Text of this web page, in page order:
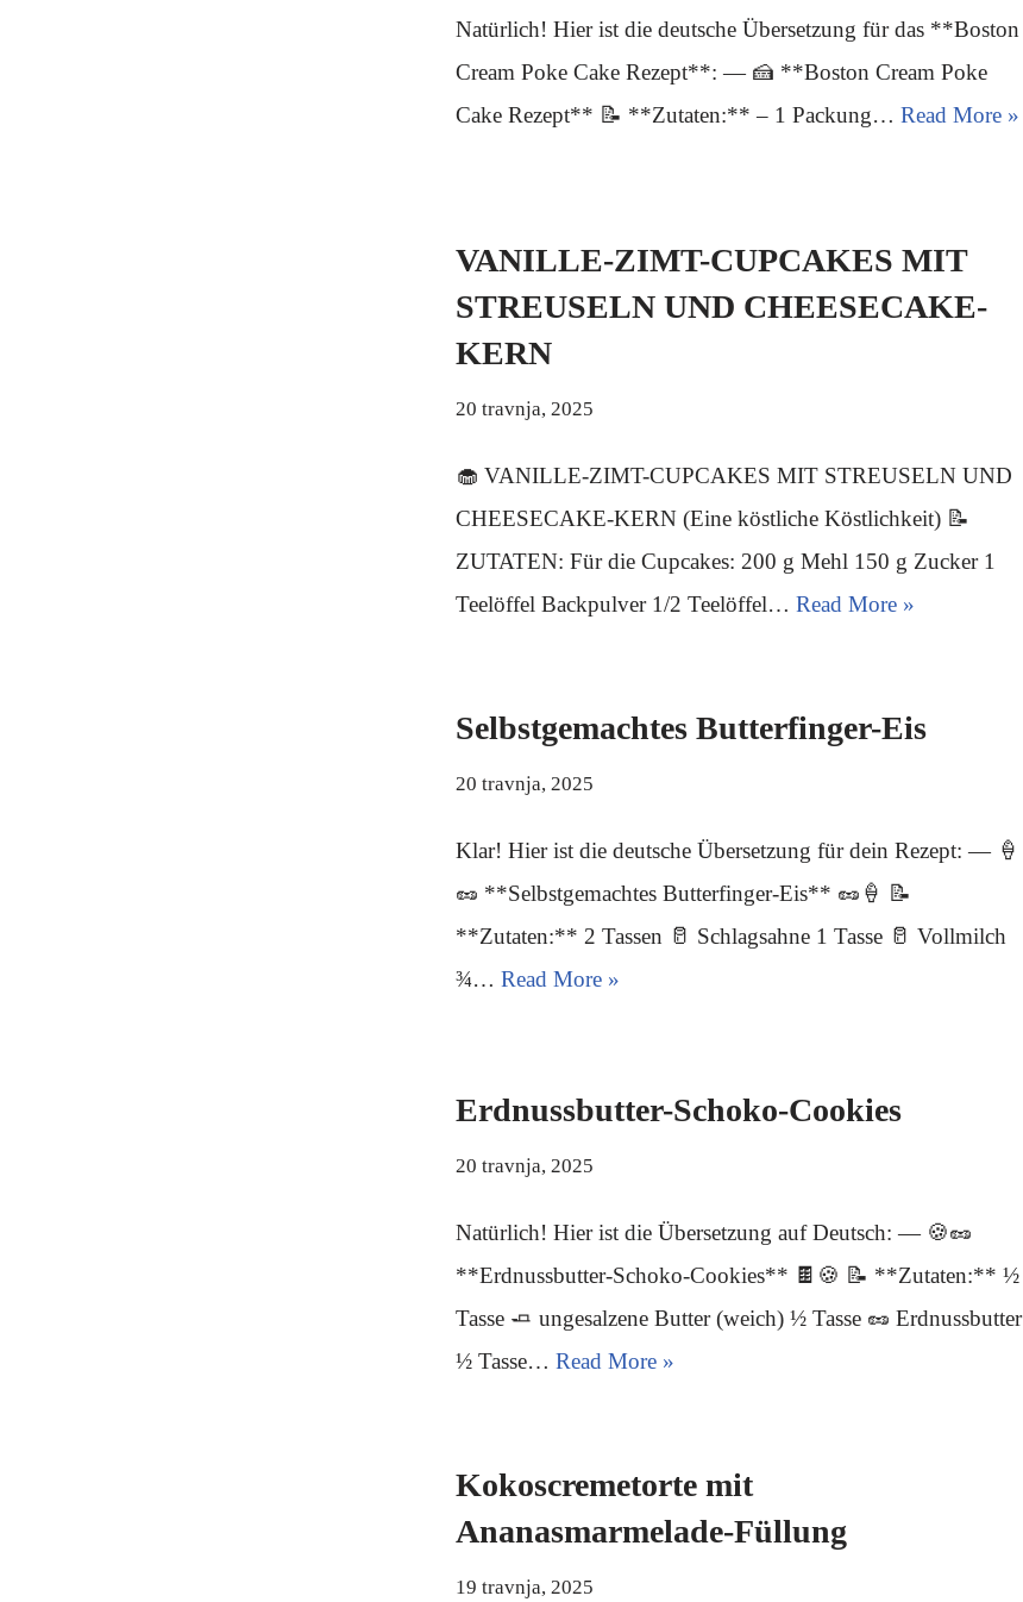
Natürlich! Hier ist die deutsche Übersetzung für das **Boston
Cream Poke Cake Rezept**: — 🍰 **Boston Cream Poke
Cake Rezept** 📝 **Zutaten:** – 1 Packung… Read More »
VANILLE-ZIMT-CUPCAKES MIT
STREUSELN UND CHEESECAKE-
KERN
20 travnja, 2025
🧁 VANILLE-ZIMT-CUPCAKES MIT STREUSELN UND
CHEESECAKE-KERN (Eine köstliche Köstlichkeit) 📝
ZUTATEN: Für die Cupcakes: 200 g Mehl 150 g Zucker 1
Teelöffel Backpulver 1/2 Teelöffel… Read More »
Selbstgemachtes Butterfinger-Eis
20 travnja, 2025
Klar! Hier ist die deutsche Übersetzung für dein Rezept: — 🍦
🥜 **Selbstgemachtes Butterfinger-Eis** 🥜🍦 📝
**Zutaten:** 2 Tassen 🥛 Schlagsahne 1 Tasse 🥛 Vollmilch
¾… Read More »
Erdnussbutter-Schoko-Cookies
20 travnja, 2025
Natürlich! Hier ist die Übersetzung auf Deutsch: — 🍪🥜
**Erdnussbutter-Schoko-Cookies** 🍫🍪 📝 **Zutaten:** ½
Tasse 🧈 ungesalzene Butter (weich) ½ Tasse 🥜 Erdnussbutter
½ Tasse… Read More »
Kokoscremetorte mit
Ananasmarmelade-Füllung
19 travnja, 2025